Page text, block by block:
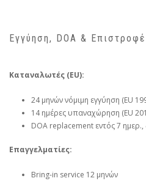
Εγγύηση, DOA &
Καταναλωτές (EU):
24 μηνών νόμιμη εγγύηση (EU
14 ημέρες υπαναχώρηση (EU
DOA replacement εντός 7
Επαγγελματίες:
Bring-in service 12 μηνών